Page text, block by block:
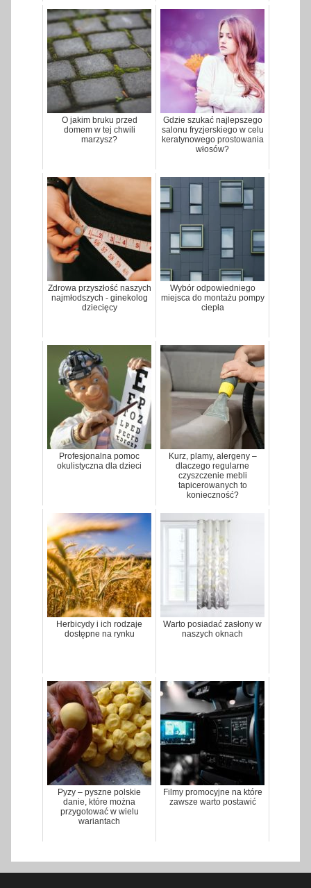
O jakim bruku przed
domem w tej chwili
marzysz?
Gdzie szukać najlepszego
salonu fryzjerskiego w celu
keratynowego prostowania
włosów?
Zdrowa przyszłość naszych
najmłodszych - ginekolog
dziecięcy
Wybór odpowiedniego
miejsca do montażu pompy
ciepła
Profesjonalna pomoc
okulistyczna dla dzieci
Kurz, plamy, alergeny –
dlaczego regularne
czyszczenie mebli
tapicerowanych to
konieczność?
Herbicydy i ich rodzaje
dostępne na rynku
Warto posiadać zasłony w
naszych oknach
Pyzy – pyszne polskie
danie, które można
przygotować w wielu
wariantach
Filmy promocyjne na które
zawsze warto postawić